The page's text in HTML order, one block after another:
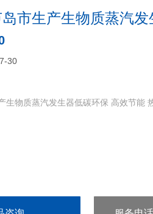
市生产生物质蒸汽发
30
生物质蒸汽发生器低碳环保 高效节能